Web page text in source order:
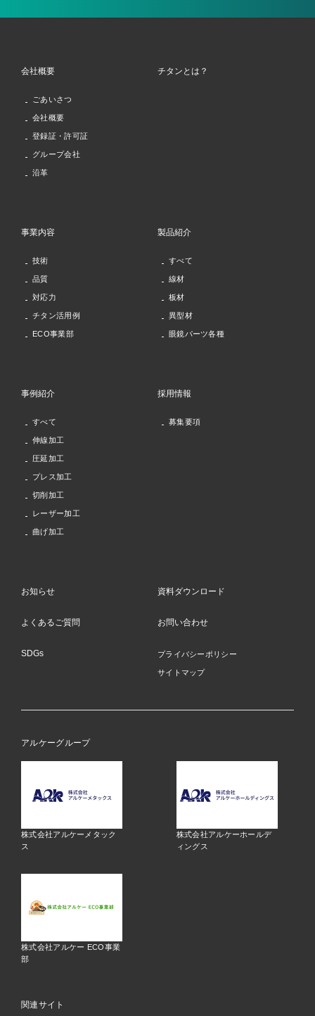
会社概要
ごあいさつ
会社概要
登録証・許可証
グループ会社
沿革
チタンとは？
事業内容
技術
品質
対応力
チタン活用例
ECO事業部
製品紹介
すべて
線材
板材
異型材
眼鏡パーツ各種
事例紹介
すべて
伸線加工
圧延加工
プレス加工
切削加工
レーザー加工
曲げ加工
採用情報
募集要項
お知らせ
よくあるご質問
SDGs
資料ダウンロード
お問い合わせ
プライバシーポリシー
サイトマップ
アルケーグループ
株式会社アルケーメタック
ス
株式会社アルケーホールデ
ィングス
株式会社アルケー ECO事業
部
関連サイト